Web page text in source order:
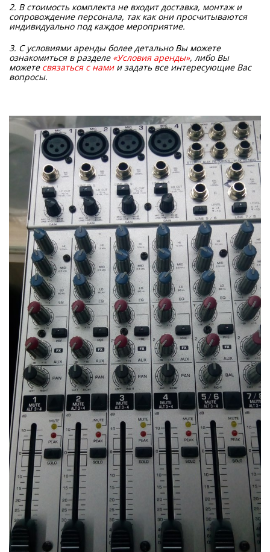
2. В стоимость комплекта не входит доставка, монтаж и
сопровождение персонала, так как они просчитываются
индивидуально под каждое мероприятие.
3. С условиями аренды более детально Вы можете
ознакомиться в разделе «Условия аренды», либо Вы
можете связаться с намии задать все интересующие Вас
вопросы.